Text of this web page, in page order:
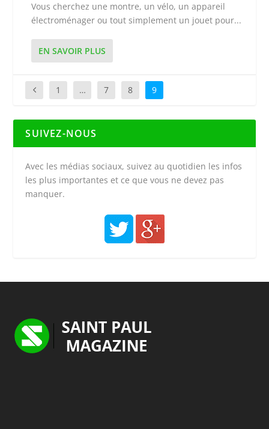
Vous cherchez une montre, un vélo, un appareil
électroménager ou tout simplement un jouet pour...
EN SAVOIR PLUS
1 … 7 8 9
SUIVEZ-NOUS
Avec les médias sociaux, suivez au quotidien les infos
les plus importantes et ce que vous ne devez pas
manquer.